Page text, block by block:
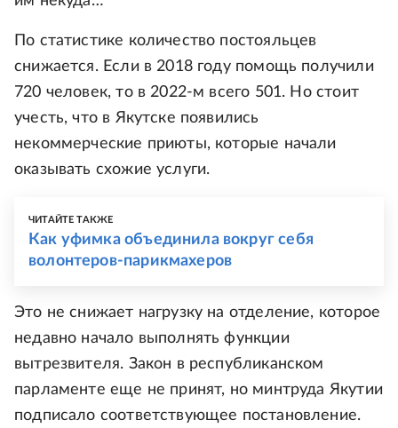
По статистике количество постояльцев
снижается. Если в 2018 году помощь получили
720 человек, то в 2022-м всего 501. Но стоит
учесть, что в Якутске появились
некоммерческие приюты, которые начали
оказывать схожие услуги.
ЧИТАЙТЕ ТАКЖЕ
Как уфимка объединила вокруг себя
волонтеров-парикмахеров
Это не снижает нагрузку на отделение, которое
недавно начало выполнять функции
вытрезвителя. Закон в республиканском
парламенте еще не принят, но минтруда Якутии
подписало соответствующее постановление.